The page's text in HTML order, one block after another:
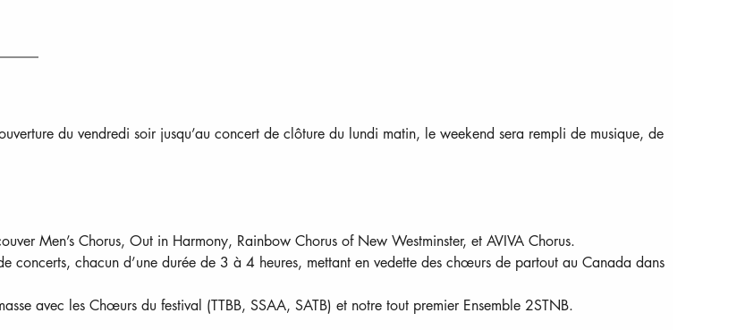
du vendredi soir jusqu’au concert de clôture du lundi matin, le weekend sera rempli de musique, de
Men’s Chorus, Out in Harmony, Rainbow Chorus of New Westminster, et AVIVA Chorus.
chacun d’une durée de 3 à 4 heures, mettant en vedette des chœurs de partout au Canada dans
avec les Chœurs du festival (TTBB, SSAA, SATB) et notre tout premier Ensemble 2STNB.